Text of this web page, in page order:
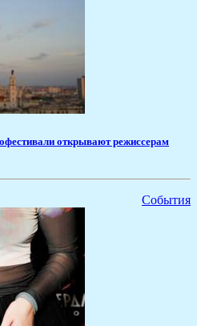
открывают режиссерам
События